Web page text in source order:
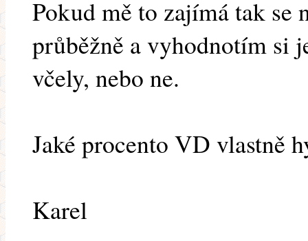
Pokud mě to zajímá tak se
průběžně a vyhodnotím si
včely, nebo ne.
Jaké procento VD vlastně
Karel